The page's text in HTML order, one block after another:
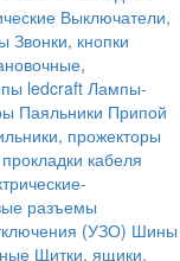
Выключатели,
Звонки, кнопки
ledcraft Лампы-
Паяльники Припой
прожекторы
кабеля
разъемы
(УЗО) Шины
Щитки, ящики,